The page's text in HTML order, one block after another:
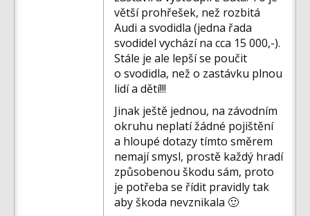
větší prohřešek, než rozbitá
Audi a svodidla (jedna řada
svodidel vychází na cca 15 000,-).
Stále je ale lepší se poučit
o svodidla, než o zastávku plnou
lidí a dětí!!!
Jinak ještě jednou, na závodním
okruhu neplatí žádné pojištění
a hloupé dotazy tímto směrem
nemají smysl, prostě každý hradí
způsobenou škodu sám, proto
je potřeba se řídit pravidly tak
aby škoda nevznikala 🙂